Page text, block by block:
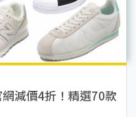
減價4折！精選70款